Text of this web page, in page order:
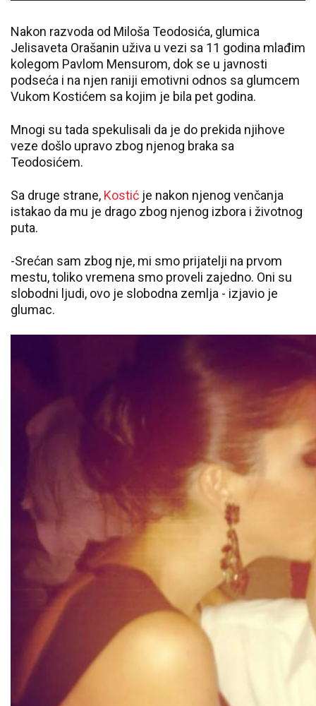
Nakon razvoda od Miloša Teodosića, glumica
Jelisaveta Orašanin uživa u vezi sa 11 godina mlađim
kolegom Pavlom Mensurom, dok se u javnosti
podseća i na njen raniji emotivni odnos sa glumcem
Vukom Kostićem sa kojim je bila pet godina.
Mnogi su tada spekulisali da je do prekida njihove
veze došlo upravo zbog njenog braka sa
Teodosićem.
Sa druge strane, Kostić je nakon njenog venčanja
istakao da mu je drago zbog njenog izbora i životnog
puta.
-Srećan sam zbog nje, mi smo prijatelji na prvom
mestu, toliko vremena smo proveli zajedno. Oni su
slobodni ljudi, ovo je slobodna zemlja - izjavio je
glumac.